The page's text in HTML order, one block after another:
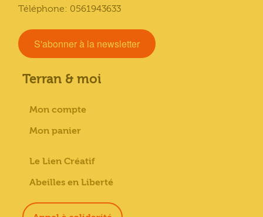
Téléphone: 0561943633
S'abonner à la newsletter
Terran & moi
Mon compte
Mon panier
Le Lien Créatif
Abeilles en Liberté